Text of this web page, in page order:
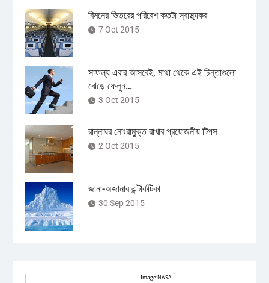
বিমনের ভিতরের পরিবেশ কতটা স্বাস্থ্যকর
7 Oct 2015
সাফল্য এবার আসবেই, মাথা থেকে এই চিন্তাগুলো
ঝেড়ে ফেলুন…
3 Oct 2015
রান্নাঘর নোংরামুক্ত রাখার প্রয়োজনীয় টিপস
2 Oct 2015
জানা-অজানার এন্টার্কটিকা
30 Sep 2015